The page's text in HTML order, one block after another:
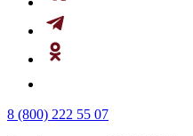
8 (800) 222 55 07